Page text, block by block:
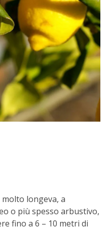
longeva, a
o più spesso arbustivo,
fino a 6 – 10 metri di